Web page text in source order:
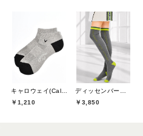
キャロウェイ(Callaway)
￥1,210
ディッセンバーメイ(DECEMBERMAY)
￥3,850